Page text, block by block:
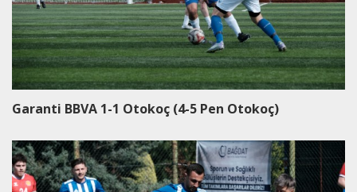
Garanti BBVA 1-1 Otokoç (4-5 Pen Otokoç)